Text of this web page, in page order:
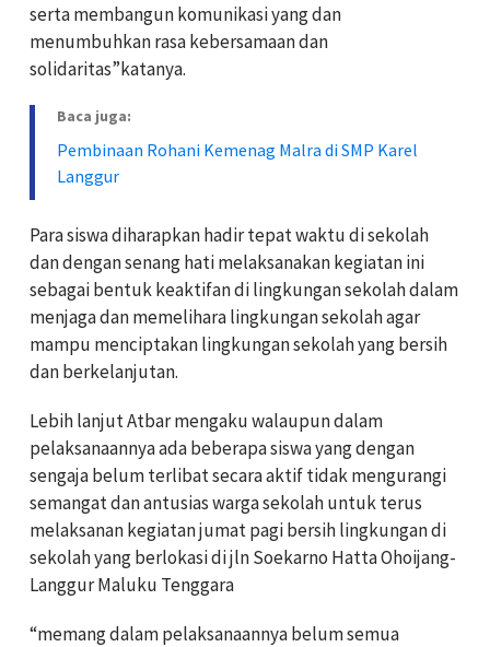
serta membangun komunikasi yang dan
menumbuhkan rasa kebersamaan dan
solidaritas”katanya.
Baca juga:
Pembinaan Rohani Kemenag Malra di SMP Karel
Langgur
Para siswa diharapkan hadir tepat waktu di sekolah
dan dengan senang hati melaksanakan kegiatan ini
sebagai bentuk keaktifan di lingkungan sekolah dalam
menjaga dan memelihara lingkungan sekolah agar
mampu menciptakan lingkungan sekolah yang bersih
dan berkelanjutan.
Lebih lanjut Atbar mengaku walaupun dalam
pelaksanaannya ada beberapa siswa yang dengan
sengaja belum terlibat secara aktif tidak mengurangi
semangat dan antusias warga sekolah untuk terus
melaksanan kegiatan jumat pagi bersih lingkungan di
sekolah yang berlokasi di jln Soekarno Hatta Ohoijang-
Langgur Maluku Tenggara
“memang dalam pelaksanaannya belum semua